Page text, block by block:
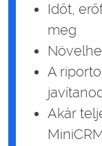
Időt,
meg
A
Akár